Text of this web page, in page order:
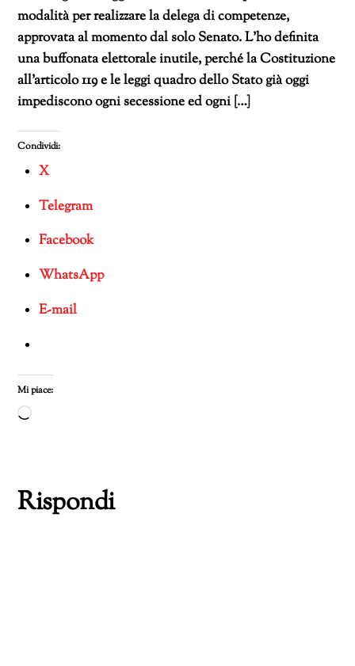
modalità per realizzare la delega di competenze,
approvata al momento dal solo Senato. L’ho definita
una buffonata elettorale inutile, perché la Costituzione
all’articolo 119 e le leggi quadro dello Stato già oggi
impediscono ogni secessione ed ogni […]
Condividi:
X
Telegram
Facebook
WhatsApp
E-mail
Mi piace:
Caricamento
Rispondi